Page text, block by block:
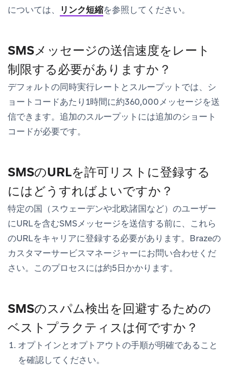
については、
リンク短縮を参照してください。
SMSメッセージの送信速度をレート
制限する必要がありますか？
デフォルトの同時実行レートとスループットでは、シ
ョートコードあたり1時間に約360,000メッセージを送
信できます。追加のスループットには追加のショート
コードが必要です。
SMSのURLを許可リストに登録する
にはどうすればよいですか？
特定の国（スウェーデンや北欧諸国など）のユーザー
にURLを含むSMSメッセージを送信する前に、これら
のURLをキャリアに登録する必要があります。Brazeの
カスタマーサービスマネージャーにお問い合わせくだ
さい。このプロセスには約5日かかります。
SMSのスパム検出を回避するための
ベストプラクティスは何ですか？
オプトインとオプトアウトの手順が明確であること
を確認してください。